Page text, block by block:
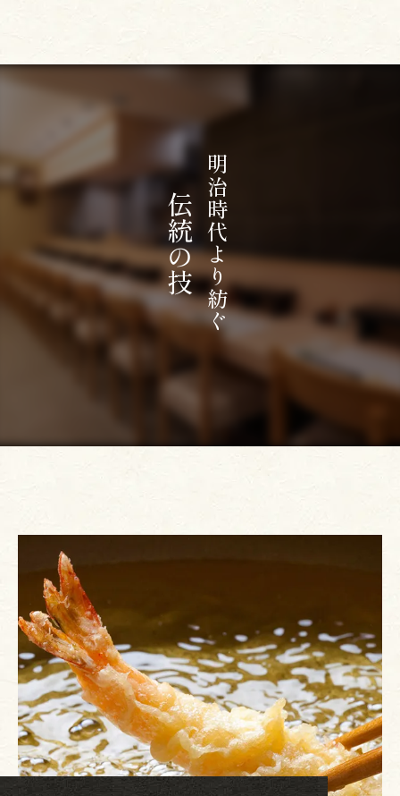
伝統の技明治時代より紡ぐ